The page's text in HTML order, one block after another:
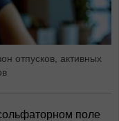
отпусков, активных
поле